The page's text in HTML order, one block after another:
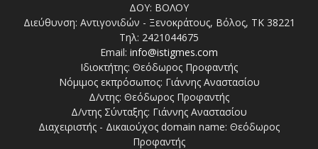
ΔΟΥ: ΒΟΛΟΥ
Διεύθυνση: Αντιγονιδών - Ξενοκράτους, Βόλος, ΤΚ 38221
Τηλ: 2421044675
Email: info@istigmes.com
Ιδιοκτήτης: Θεόδωρος Προφαντής
Νόμιμος εκπρόσωπος: Γιάννης Αναστασίου
Δ/ντης: Θεόδωρος Προφαντής
Δ/ντης Σύνταξης: Γιάννης Αναστασίου
Διαχειριστής - Δικαιούχος domain name: Θεόδωρος
Προφαντής